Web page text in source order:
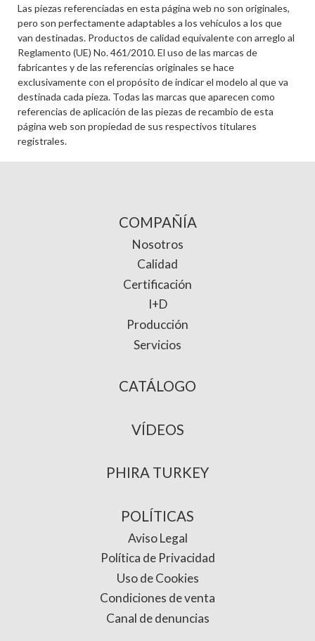
Las piezas referenciadas en esta página web no son originales,
pero son perfectamente adaptables a los vehículos a los que
van destinadas. Productos de calidad equivalente con arreglo al
Reglamento (UE) No. 461/2010. El uso de las marcas de
fabricantes y de las referencias originales se hace
exclusivamente con el propósito de indicar el modelo al que va
destinada cada pieza. Todas las marcas que aparecen como
referencias de aplicación de las piezas de recambio de esta
página web son propiedad de sus respectivos titulares
registrales.
COMPAÑÍA
Nosotros
Calidad
Certificación
I+D
Producción
Servicios
CATÁLOGO
VÍDEOS
PHIRA TURKEY
POLÍTICAS
Aviso Legal
Política de Privacidad
Uso de Cookies
Condiciones de venta
Canal de denuncias